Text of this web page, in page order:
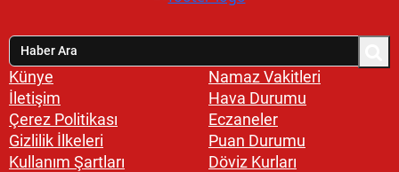
Künye
İletişim
Çerez Politikası
Gizlilik İlkeleri
Kullanım Şartları
Namaz Vakitleri
Hava Durumu
Eczaneler
Puan Durumu
Döviz Kurları